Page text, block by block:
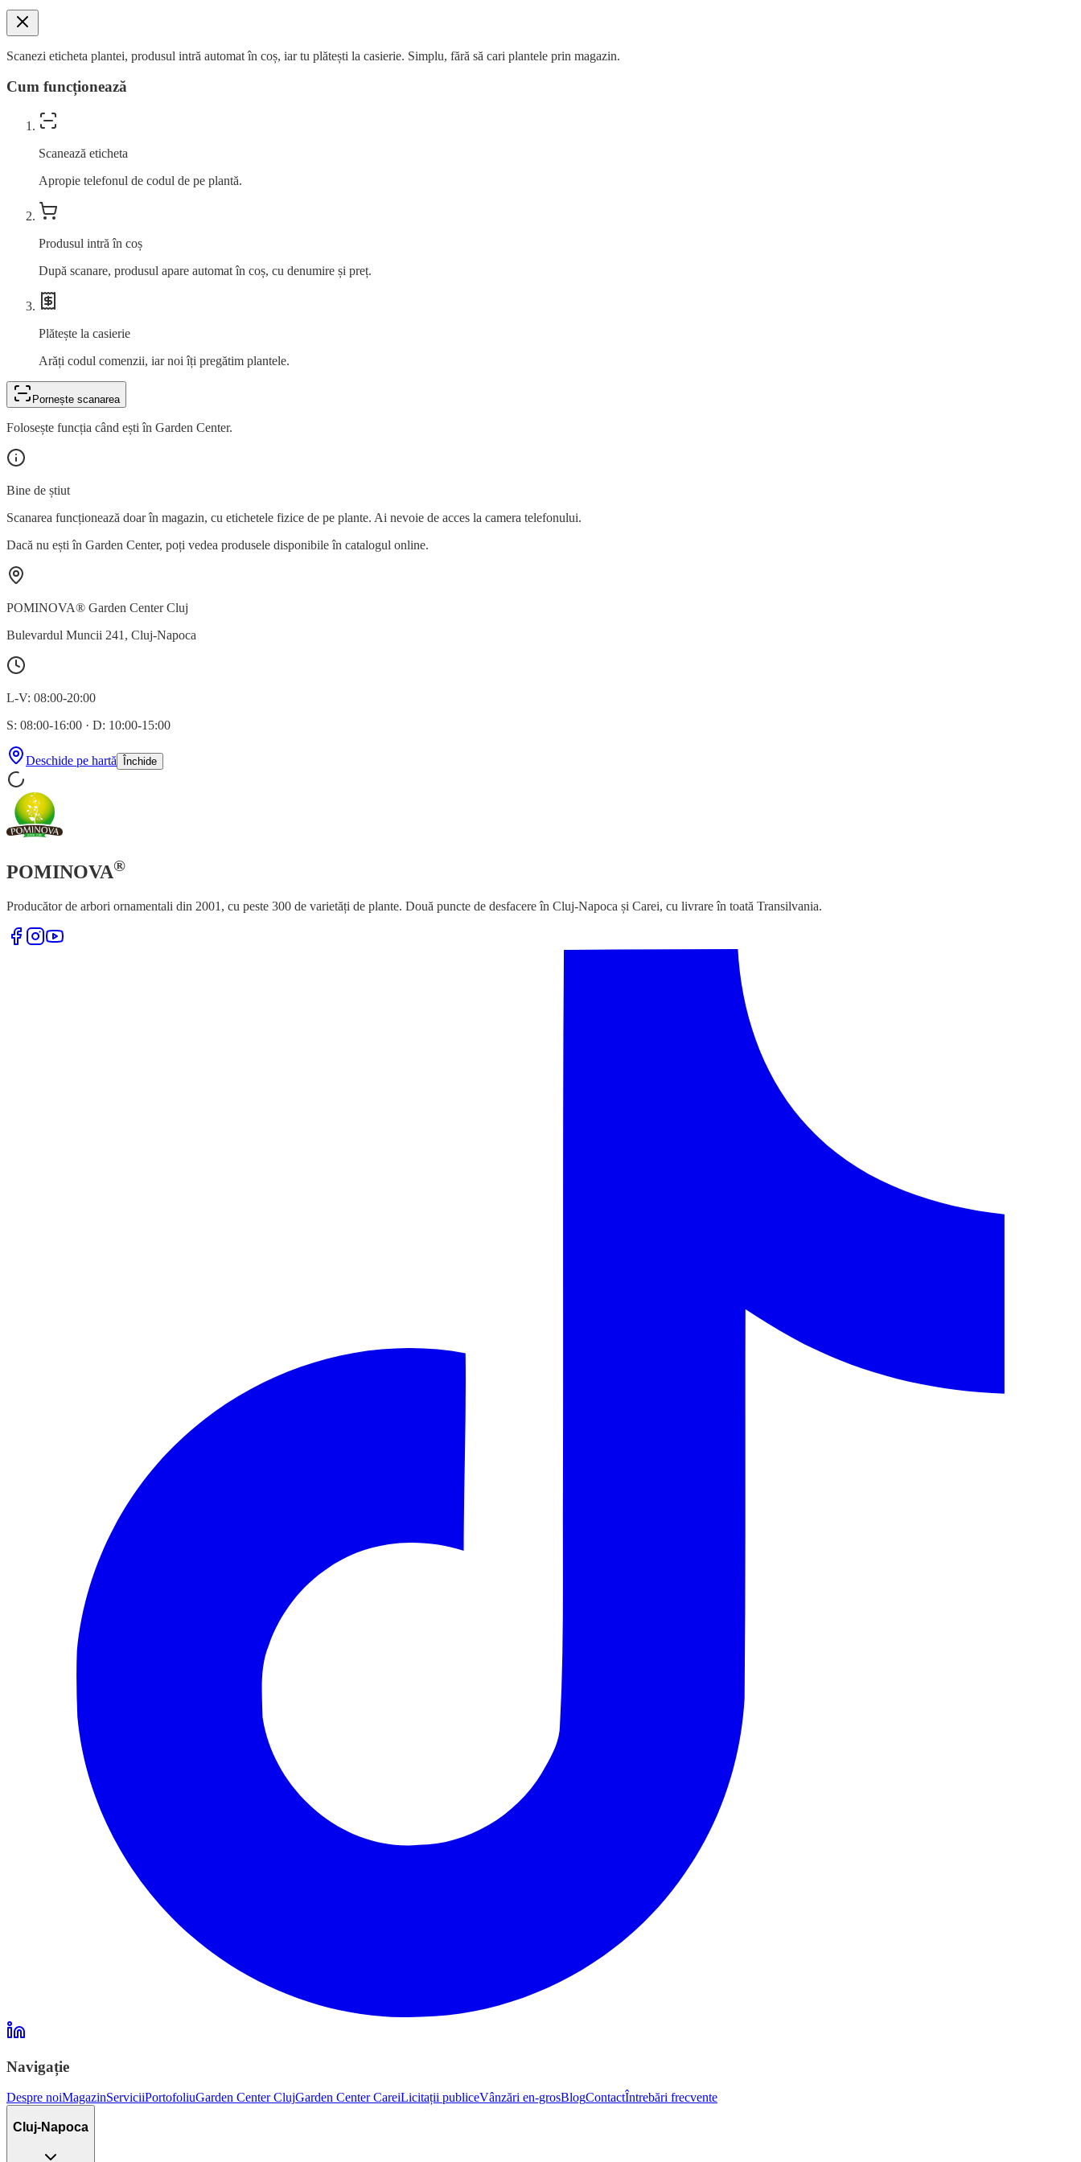
Scanezi eticheta plantei, produsul intră automat în coș, iar tu plătești la casierie. Simplu, fără să cari plantele prin magazin.
Cum funcționează
Scanează eticheta
Apropie telefonul de codul de pe plantă.
Produsul intră în coș
După scanare, produsul apare automat în coș, cu denumire și preț.
Plătește la casierie
Arăți codul comenzii, iar noi îți pregătim plantele.
Pornește scanarea
Folosește funcția când ești în Garden Center.
Bine de știut
Scanarea funcționează doar în magazin, cu etichetele fizice de pe plante. Ai nevoie de acces la camera telefonului.
Dacă nu ești în Garden Center, poți vedea produsele disponibile în catalogul online.
POMINOVA® Garden Center Cluj
Bulevardul Muncii 241 , Cluj-Napoca
L-V: 08:00-20:00
S: 08:00-16:00 · D: 10:00-15:00
Deschide pe hartă Închide
POMINOVA®
Producător de arbori ornamentali din 2001, cu peste 300 de varietăți de plante. Două puncte de desfacere în Cluj-Napoca și Carei, cu livrare în toată Transilvania.
Navigație
Despre noiMagazinServiciiPortofoliuGarden Center ClujGarden Center CareiLicitații publiceVânzări en-grosBlogContactÎntrebări frecvente
Cluj-Napoca